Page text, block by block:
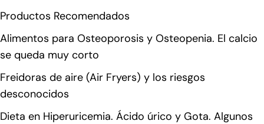
Productos Recomendados
Alimentos para Osteoporosis y Osteopenia. El calcio
se queda muy corto
Freidoras de aire (Air Fryers) y los riesgos
desconocidos
Dieta en Hiperuricemia. Ácido úrico y Gota. Algunos